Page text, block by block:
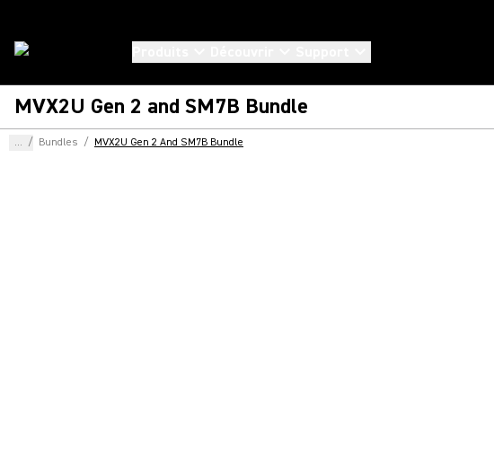
MVX2U Gen 2 and SM7B Bundle
... / Bundles / MVX2U Gen 2 And SM7B Bundle